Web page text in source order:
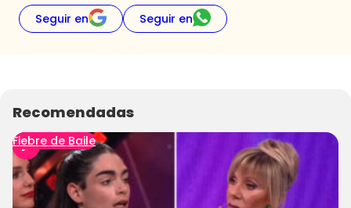
Seguir en Seguir en
Recomendadas
Fiebre de Baile
Sabingo
Todos Los Programas